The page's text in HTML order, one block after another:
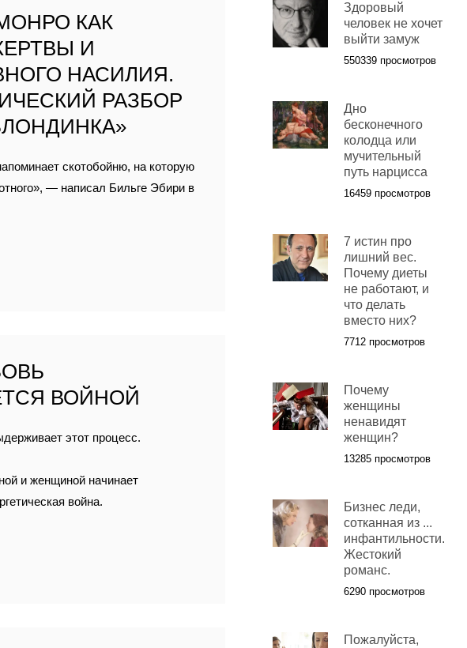
КАК
И
НАСИЛИЯ.
РАЗБОР
скотобойню, на которую
— написал Бильге Эбири в
ВОЙНОЙ
этот процесс.
и женщиной начинает
война.
Здоровый
человек не хочет
выйти замуж
550339 просмотров
Дно
бесконечного
колодца или
мучительный
путь нарцисса
16459 просмотров
7 истин про
лишний вес.
Почему диеты
не работают, и
что делать
вместо них?
7712 просмотров
Почему
женщины
ненавидят
женщин?
13285 просмотров
Бизнес леди,
сотканная из ...
инфантильности.
Жестокий
романс.
6290 просмотров
Пожалуйста,